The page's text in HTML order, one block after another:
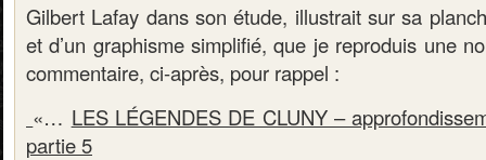
Gilbert Lafay dans son étude, illustrait sur sa
et d’un graphisme simplifié, que je reproduis une
commentaire, ci-après, pour rappel :
«… LES LÉGENDES DE CLUNY –
partie 5